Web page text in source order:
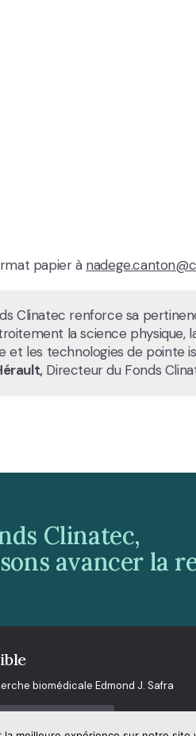
papier à
Clinatec renforce sa
la science physique,
et les technologies de pointe
Directeur du Fonds
Clinatec,
avancer la
biomédicale Edmond J. Safra